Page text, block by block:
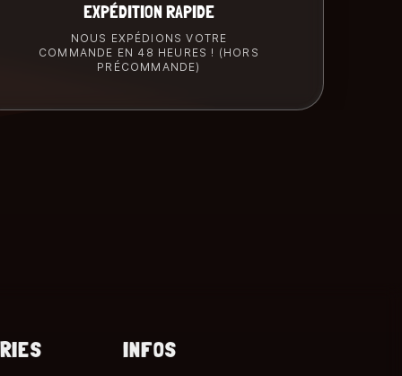
EXPÉDITION RAPIDE
NOUS EXPÉDIONS VOTRE
COMMANDE EN 48 HEURES ! (HORS
PRÉCOMMANDE)
INFOS